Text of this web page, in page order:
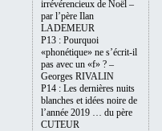
irrévérencieux de Noël –
par l’père Ilan
LADEMEUR
P13 : Pourquoi
«phonétique» ne s’écrit-il
pas avec un «f» ? –
Georges RIVALIN
P14 : Les dernières nuits
blanches et idées noire de
l’année 2019 … du père
CUTEUR